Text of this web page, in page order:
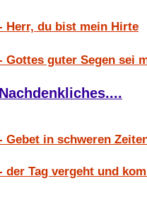
Herr, du bist mein Hirte
Gottes guter Segen sei
Nachdenkliches....
Gebet in schweren
der Tag vergeht und